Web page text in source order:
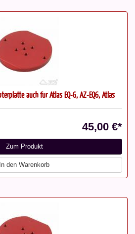
auch für Atlas EQ-G, AZ-EQ6, Atlas
45,00 €*
Zum Produkt
In den Warenkorb